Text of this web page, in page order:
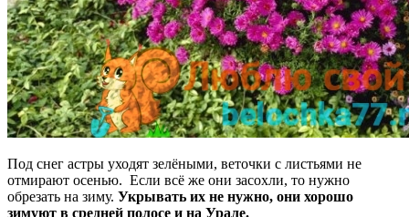
Под снег астры уходят зелёными, веточки с листьями не
отмирают осенью. Если всё же они засохли, то нужно
обрезать на зиму. Укрывать их не нужно, они хорошо
зимуют в средней полосе и на Урале.